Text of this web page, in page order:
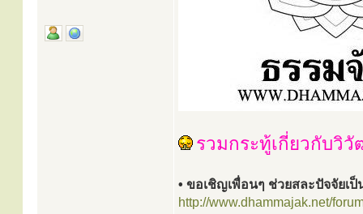
รวมกระทู้เกี่ยวกับวิ
• ขอเชิญเพื่อนๆ ช่วยสละปัจจัยเ
http://www.dhammajak.net/